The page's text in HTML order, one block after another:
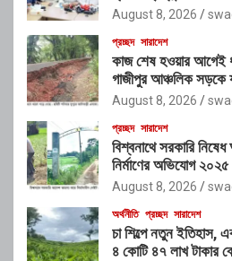
August 8, 2026
প্রচ্ছদ সারাদেশ
কাজ শেষ হওয়ার
গাজীপুর আঞ্চলিক সড়কে
August 8, 2026
প্রচ্ছদ সারাদেশ
বিশ্বনাথে সরকারি
নির্মাণের অভিযোগ
আলীর নামে নামফলক
August 8, 2026
অর্থনীতি প্রচ্ছদ সারাদেশ
চা শিল্পে নতুন ইতিহাস,
৪ কোটি ৪৭ লাখ টাকার